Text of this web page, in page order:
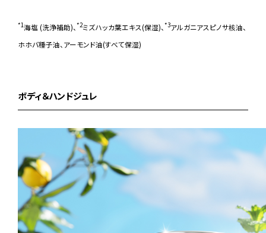
*1海塩 (洗浄補助)、 *2ミズハッカ葉エキス(保湿)、 *3アルガニアスピノサ核油、
ホホバ種子油、アーモンド油(すべて保湿)
ボディ＆ハンドジュレ